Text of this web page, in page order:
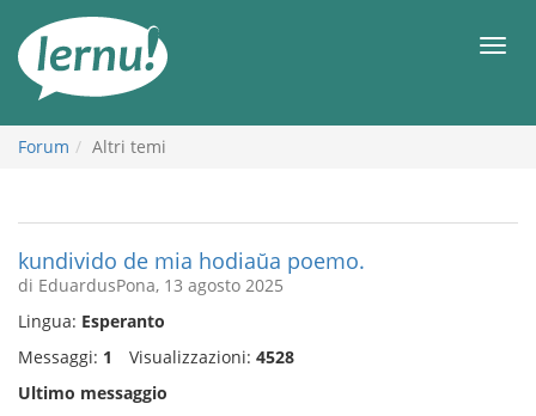
all’indice
Forum Altri temi
kundivido de mia hodiaŭa poemo.
di EduardusPona, 13 agosto 2025
Lingua: Esperanto
Messaggi: 1 Visualizzazioni: 4528
Ultimo messaggio